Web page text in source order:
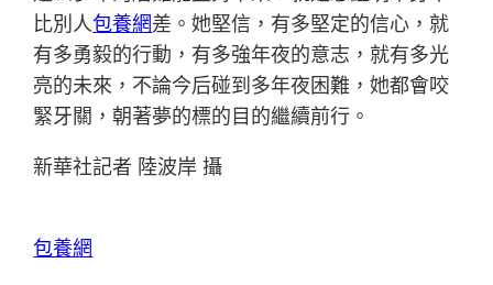
比別人包養網差。她堅信，有多堅定的信心，就
有多勇毅的行動，有多強年夜的意志，就有多光
亮的未來，不論今后碰到多年夜困難，她都會咬
緊牙關，朝著夢的標的目的繼續前行。
新華社記者 陸波岸 攝
包養網